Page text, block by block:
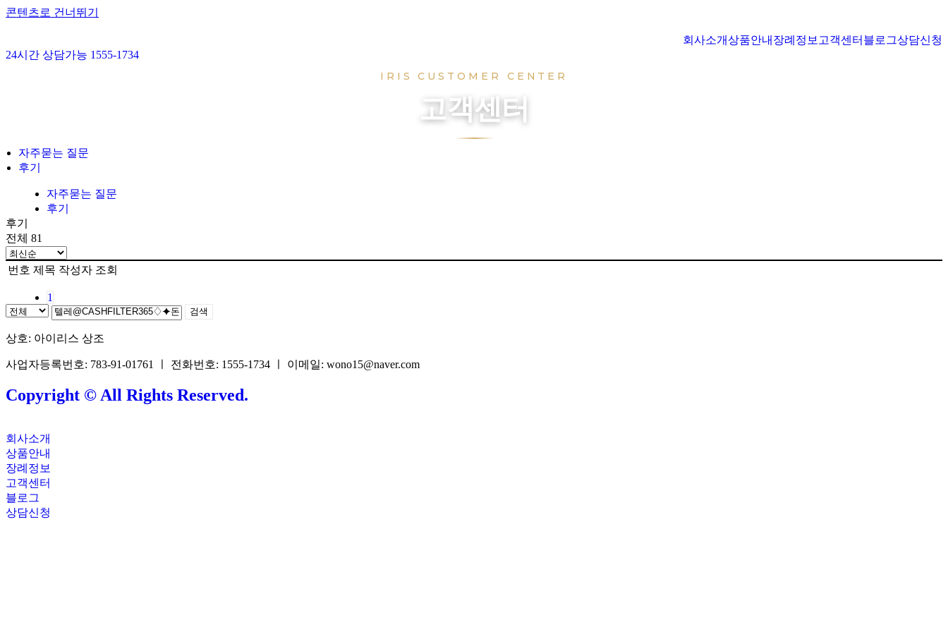
콘텐츠로 건너뛰기
회사소개상품안내 장례정보 고객센터 블로그상담신청
24시간 상담가능 1555-1734
IRIS CUSTOMER CENTER
고객센터
자주묻는 질문
후기
자주묻는 질문
후기
후기
전체 81
번호 제목 작성자 조회
1
검색
상호: 아이리스 상조
사업자등록번호: 783-91-01761 ㅣ 전화번호: 1555-1734 ㅣ 이메일: wono15@naver.com
Copyright © All Rights Reserved.
회사소개
상품안내
장례정보
고객센터
블로그
상담신청